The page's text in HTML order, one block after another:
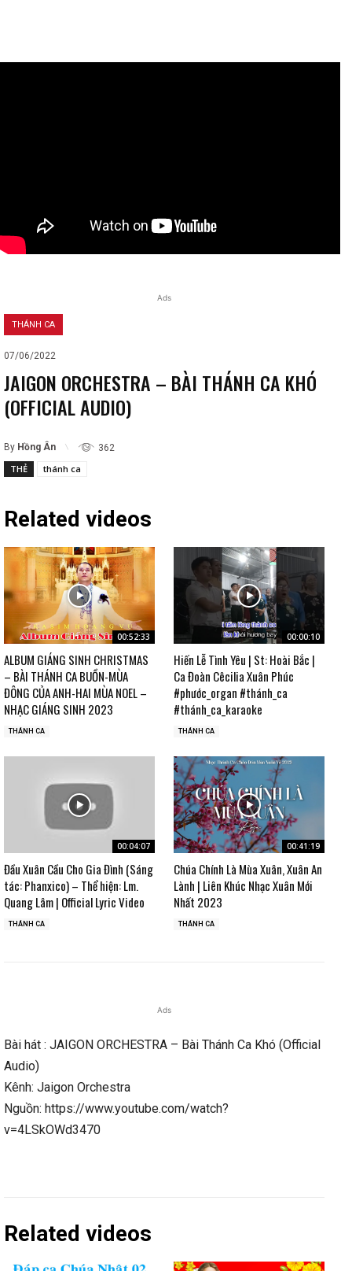
Ads
THÁNH CA
07/06/2022
JAIGON ORCHESTRA – BÀI THÁNH CA KHÓ
(OFFICIAL AUDIO)
By Hồng Ân 362
THẺ thánh ca
Related videos
00:52:33
ALBUM GIÁNG SINH CHRISTMAS
– BÀI THÁNH CA BUỒN-MÙA
ĐÔNG CỦA ANH-HAI MÙA NOEL –
NHẠC GIÁNG SINH 2023
THÁNH CA
00:00:10
Hiến Lễ Tình Yêu | St: Hoài Bắc |
Ca Đoàn Cêcilia Xuân Phúc
#phước_organ #thánh_ca
#thánh_ca_karaoke
THÁNH CA
00:04:07
Đầu Xuân Cầu Cho Gia Đình (Sáng
tác: Phanxico) – Thể hiện: Lm.
Quang Lâm | Official Lyric Video
THÁNH CA
00:41:19
Chúa Chính Là Mùa Xuân, Xuân An
Lành | Liên Khúc Nhạc Xuân Mới
Nhất 2023
THÁNH CA
Ads
Bài hát : JAIGON ORCHESTRA – Bài Thánh Ca Khó (Official
Audio)
Kênh: Jaigon Orchestra
Nguồn: https://www.youtube.com/watch?
v=4LSkOWd3470
Related videos